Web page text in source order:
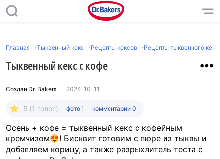
Главная Тыквенный кекс Рецепты кексов Рецепты тыквенного
Тыквенный кекс с кофе
Создан Dr. Bakers 2024-10-11
5 (1 голос) фото 1 комментарии 0
Осень + кофе = тыквенный кекс с кофейным
кремчизом😍! Бисквит готовим с пюре из тыквы и
добавляем корицу, а также разрыхлитель теста с